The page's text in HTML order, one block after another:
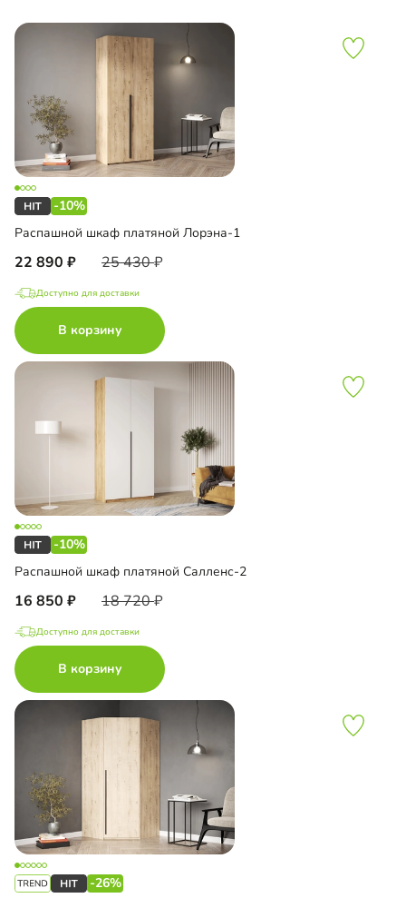
-10%
Распашной шкаф платяной Лорэна-1
22 890 25 430
Доступно для доставки
В корзину
-10%
Распашной шкаф платяной Салленс-2
16 850 18 720
Доступно для доставки
В корзину
-26%